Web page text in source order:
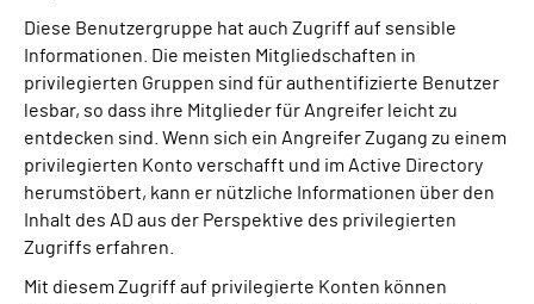
Diese Benutzergruppe hat auch Zugriff auf sensible
Informationen. Die meisten Mitgliedschaften in
privilegierten Gruppen sind für authentifizierte Benutzer
lesbar, so dass ihre Mitglieder für Angreifer leicht zu
entdecken sind. Wenn sich ein Angreifer Zugang zu einem
privilegierten Konto verschafft und im Active Directory
herumstöbert, kann er nützliche Informationen über den
Inhalt des AD aus der Perspektive des privilegierten
Zugriffs erfahren.
Mit diesem Zugriff auf privilegierte Konten können